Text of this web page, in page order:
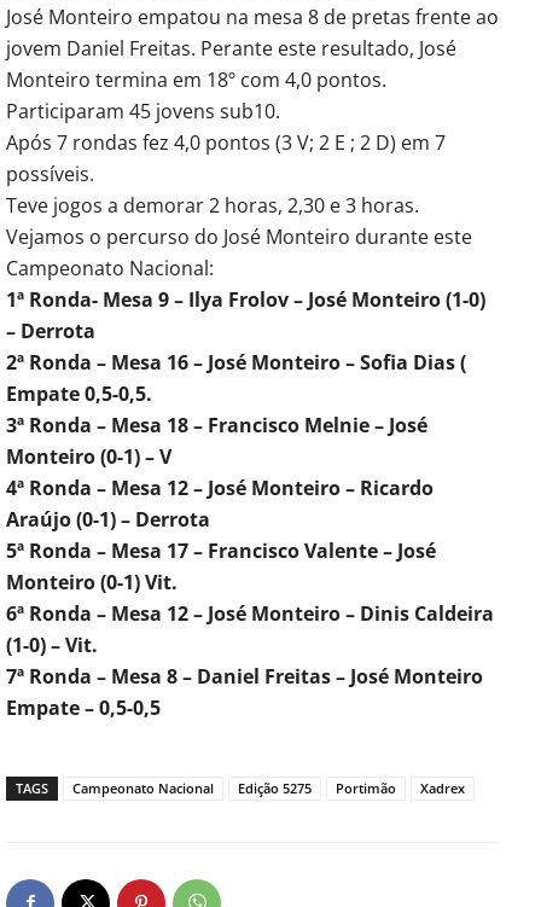
José Monteiro empatou na mesa 8 de pretas frente ao
jovem Daniel Freitas. Perante este resultado, José
Monteiro termina em 18º com 4,0 pontos.
Participaram 45 jovens sub10.
Após 7 rondas fez 4,0 pontos (3 V; 2 E ; 2 D) em 7
possíveis.
Teve jogos a demorar 2 horas, 2,30 e 3 horas.
Vejamos o percurso do José Monteiro durante este
Campeonato Nacional:
1ª Ronda- Mesa 9 – Ilya Frolov – José Monteiro (1-0)
– Derrota
2ª Ronda – Mesa 16 – José Monteiro – Sofia Dias (
Empate 0,5-0,5.
3ª Ronda – Mesa 18 – Francisco Melnie – José
Monteiro (0-1) – V
4ª Ronda – Mesa 12 – José Monteiro – Ricardo
Araújo (0-1) – Derrota
5ª Ronda – Mesa 17 – Francisco Valente – José
Monteiro (0-1) Vit.
6ª Ronda – Mesa 12 – José Monteiro – Dinis Caldeira
(1-0) – Vit.
7ª Ronda – Mesa 8 – Daniel Freitas – José Monteiro
Empate – 0,5-0,5
TAGS Campeonato Nacional Edição 5275 Portimão Xadrex